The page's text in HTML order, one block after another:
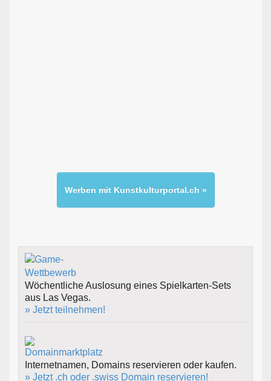
Werben mit Kunstkulturportal.ch »
Wöchentliche Auslosung eines Spielkarten-Sets
aus Las Vegas.
» Jetzt teilnehmen!
Internetnamen, Domains reservieren oder kaufen.
» Jetzt .ch oder .swiss Domain reservieren!